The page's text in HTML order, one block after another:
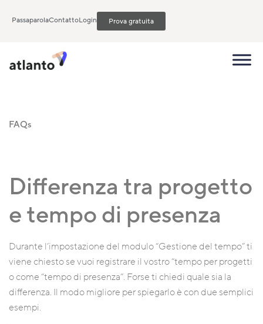
PassaparolaContattoLogin Prova gratuita
FAQs
Differenza tra progetto
e tempo di presenza
Durante l’impostazione del modulo “Gestione del tempo” ti
viene chiesto se vuoi registrare il vostro “tempo per progetti
o come “tempo di presenza”. Forse ti chiedi quale sia la
differenza. Il modo migliore per spiegarlo è con due semplici
esempi.